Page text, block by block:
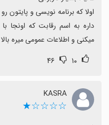
از تیم توسعه و
بهبودهای آینده را
اگر دنبال یادگیری بدون
می‌تواند برای برخی
میکنی و اطلاعات عمومی میره
۱۰ ۴۶
KASRA
☆☆☆☆★